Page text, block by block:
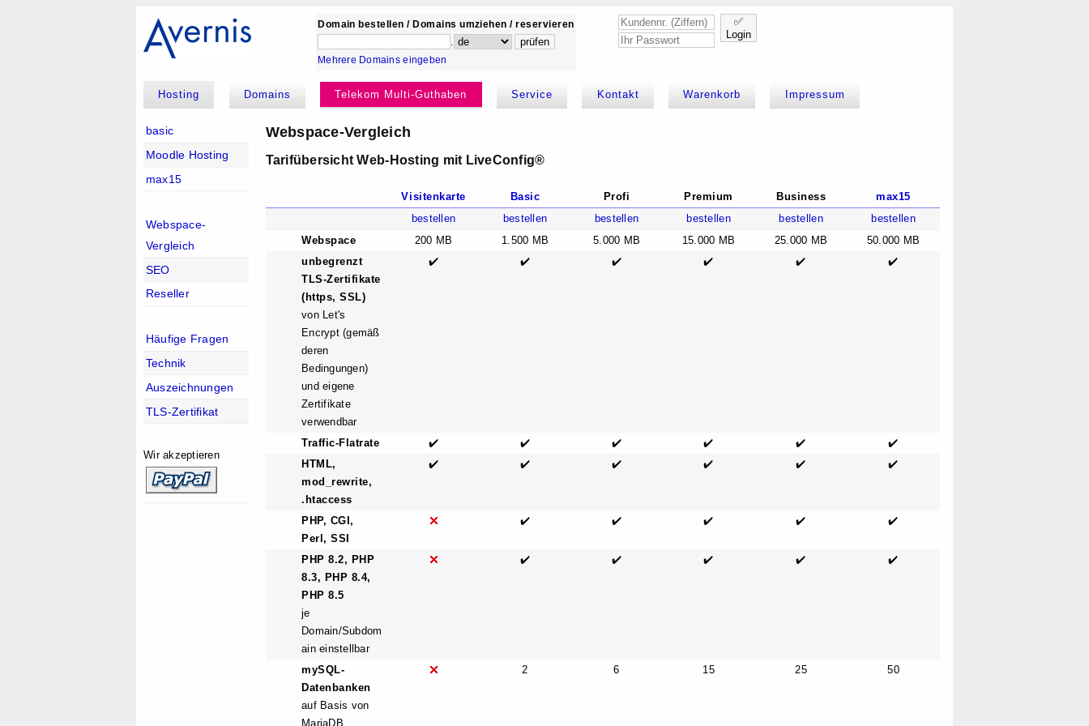
Domain bestellen / Domains umziehen / reservieren
.
Mehrere Domains eingeben
✅
Login
Hosting Domains Telekom Multi-Guthaben Service Kontakt Warenkorb Impressum
basic
Moodle Hosting
max15
Webspace-
Vergleich
SEO
Reseller
Häufige Fragen
Technik
Auszeichnungen
TLS-Zertifikat
Wir akzeptieren
Webspace-Vergleich
Tarifübersicht Web-Hosting mit LiveConfig®
Visitenkarte Basic Profi Premium Business
max15
bestellen
bestellen bestellen bestellen bestellen
bestellen
Webspace
200 MB 1.500 MB 5.000 MB 15.000 MB 25.000 MB
50.000 MB
unbegrenzt
TLS-Zertifikate
(https, SSL)
von Let's
Encrypt (gemäß
deren
Bedingungen)
und eigene
Zertifikate
verwendbar
✔️ ✔️ ✔️ ✔️ ✔️ ✔️
Traffic-Flatrate ✔️ ✔️ ✔️ ✔️ ✔️
✔️
HTML,
mod_rewrite,
.htaccess
✔️ ✔️ ✔️ ✔️ ✔️ ✔️
PHP, CGI,
Perl, SSI
✔️ ✔️ ✔️ ✔️ ✔️
PHP 8.2, PHP
8.3, PHP 8.4,
PHP 8.5
je
Domain/Subdom
ain einstellbar
✔️ ✔️ ✔️ ✔️ ✔️
mySQL-
Datenbanken
auf Basis von
MariaDB
2 6 15 25 50